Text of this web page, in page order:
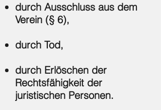
durch Ausschluss aus dem
Verein (§ 6),
durch Tod,
durch Erlöschen der
Rechtsfähigkeit der
juristischen Personen.